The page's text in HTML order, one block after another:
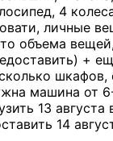
4
личные
объема
+
шкафов,
машина от
13 августа
14